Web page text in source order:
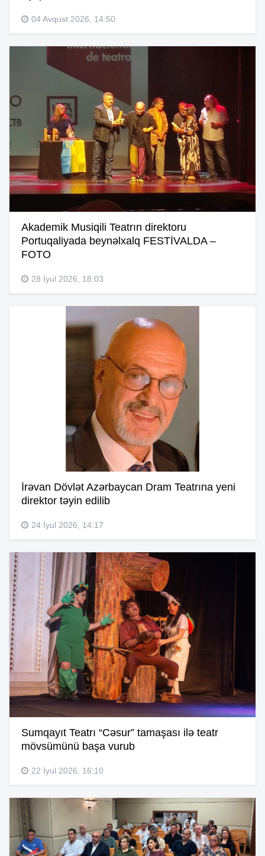
04 Avqust 2026, 14:50
Akademik Musiqili Teatrın direktoru
Portuqaliyada beynəlxalq FESTİVALDA –
FOTO
28 İyul 2026, 18:03
İrəvan Dövlət Azərbaycan Dram Teatrına yeni
direktor təyin edilib
24 İyul 2026, 14:17
Sumqayıt Teatrı “Cəsur” tamaşası ilə teatr
mövsümünü başa vurub
22 İyul 2026, 16:10